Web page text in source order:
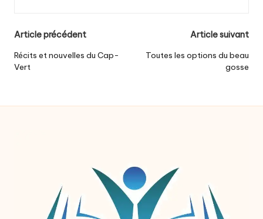
Post
navigation
Article précédent
Récits et nouvelles du Cap-
Vert
Article suivant
Toutes les options du beau
gosse